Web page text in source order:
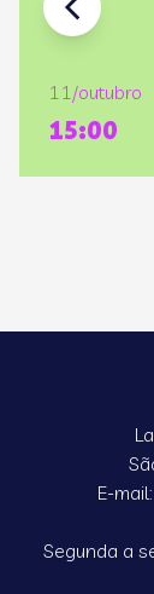
11/outubro
15:00
E-
Segunda a